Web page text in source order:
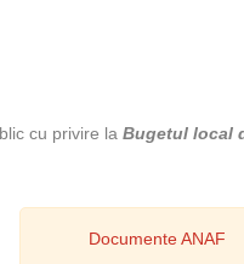
cu privire la Bugetul local
Documente ANAF